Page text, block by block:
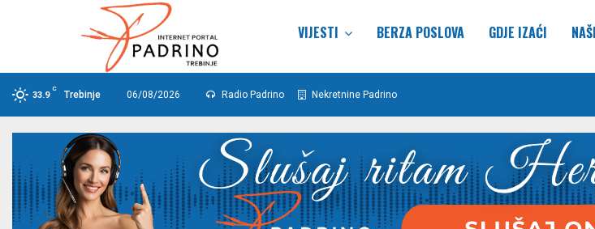
VIJESTI BERZA POSLOVA GDJE IZAĆI
33.9
C
Trebinje 06/08/2026 Radio Padrino Nekretnine Padrino